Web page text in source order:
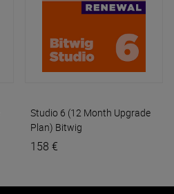
Studio 6 (12 Month Upgrade
Plan) Bitwig
158 €